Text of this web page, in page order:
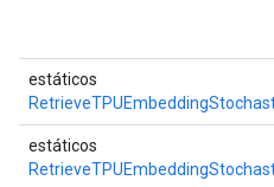
estáticos
estáticos